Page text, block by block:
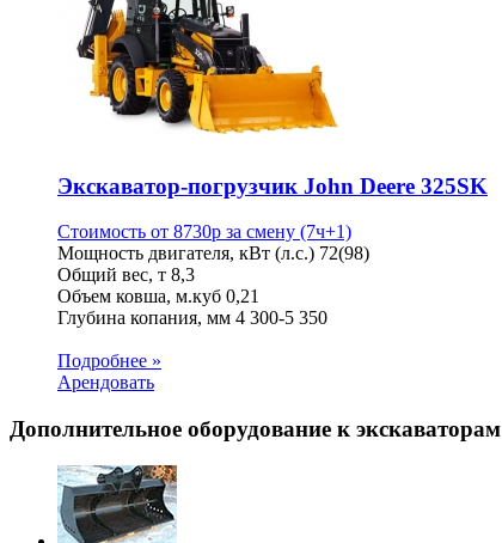
Экскаватор-погрузчик John Deere 325SK
Стоимость от 8730p за смену (7ч+1)
Мощность двигателя, кВт (л.с.) 72(98)
Общий вес, т 8,3
Объем ковша, м.куб 0,21
Глубина копания, мм 4 300-5 350
Подробнее »
Арендовать
Дополнительное оборудование к экскаваторам